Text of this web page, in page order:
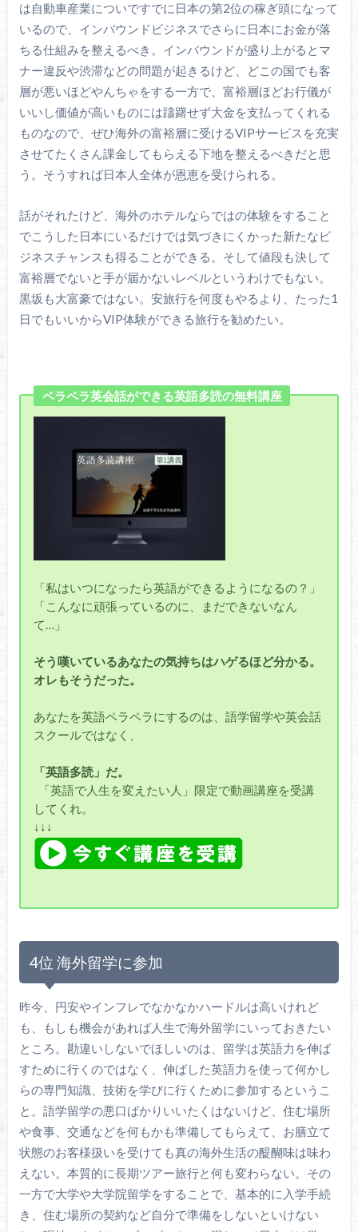
は自動車産業についですでに日本の第2位の稼ぎ頭になって
いるので、インバウンドビジネスでさらに日本にお金が落
ちる仕組みを整えるべき。インバウンドが盛り上がるとマ
ナー違反や渋滞などの問題が起きるけど、どこの国でも客
層が悪いほどやんちゃをする一方で、富裕層ほどお行儀が
いいし価値が高いものには躊躇せず大金を支払ってくれる
ものなので、ぜひ海外の富裕層に受けるVIPサービスを充実
させてたくさん課金してもらえる下地を整えるべきだと思
う。そうすれば日本人全体が恩恵を受けられる。
話がそれたけど、海外のホテルならではの体験をすること
でこうした日本にいるだけでは気づきにくかった新たなビ
ジネスチャンスも得ることができる。そして値段も決して
富裕層でないと手が届かないレベルというわけでもない。
黒坂も大富豪ではない。安旅行を何度もやるより、たった1
日でもいいからVIP体験ができる旅行を勧めたい。
ペラペラ英会話ができる英語多読の無料講座
「私はいつになったら英語ができるようになるの？」
「こんなに頑張っているのに、まだできないなん
て…」
そう嘆いているあなたの気持ちはハゲるほど分かる。
オレもそうだった。
あなたを英語ペラペラにするのは、語学留学や英会話
スクールではなく、
「英語多読」だ。
「英語で人生を変えたい人」限定で動画講座を受講
してくれ。
↓↓↓
4位 海外留学に参加
昨今、円安やインフレでなかなかハードルは高いけれど
も、もしも機会があれば人生で海外留学にいっておきたい
ところ。勘違いしないでほしいのは、留学は英語力を伸ば
すために行くのではなく、伸ばした英語力を使って何かし
らの専門知識、技術を学びに行くために参加するというこ
と。語学留学の悪口ばかりいいたくはないけど、住む場所
や食事、交通などを何もかも準備してもらえて、お膳立て
状態のお客様扱いを受けても真の海外生活の醍醐味は味わ
えない。本質的に長期ツアー旅行と何も変わらない。その
一方で大学や大学院留学をすることで、基本的に入学手続
き、住む場所の契約など自分で準備をしないといけない